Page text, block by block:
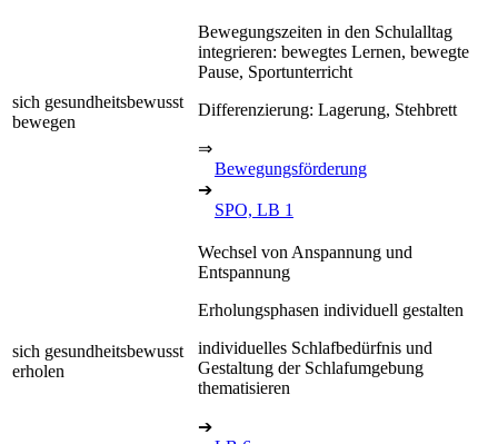
sich gesundheitsbewusst
bewegen
Bewegungszeiten in den Schulalltag
integrieren: bewegtes Lernen, bewegte
Pause, Sportunterricht
Differenzierung: Lagerung, Stehbrett
⇒
Bewegungsförderung
➔
SPO, LB 1
sich gesundheitsbewusst
erholen
Wechsel von Anspannung und
Entspannung
Erholungsphasen individuell gestalten
individuelles Schlafbedürfnis und
Gestaltung der Schlafumgebung
thematisieren
➔